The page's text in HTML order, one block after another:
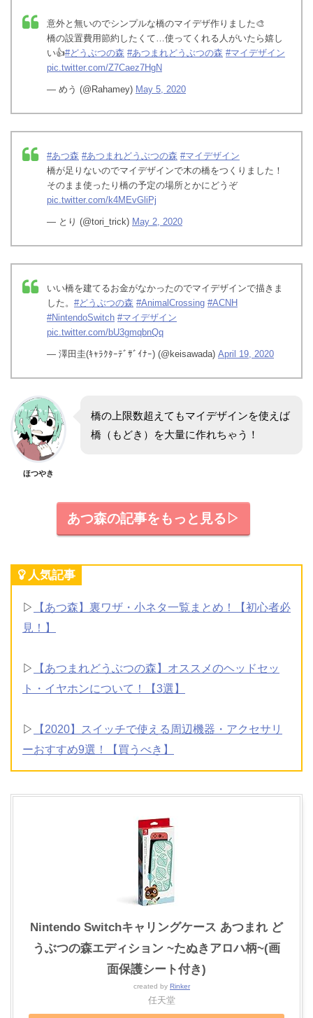
意外と無いのでシンプルな橋のマイデザ作りました🎨
橋の設置費用節約したくて…使ってくれる人がいたら嬉し
い👍#どうぶつの森 #あつまれどうぶつの森 #マイデザイン
pic.twitter.com/Z7Caez7HgN
— めう (@Rahamey) May 5, 2020
#あつ森 #あつまれどうぶつの森 #マイデザイン
橋が足りないのでマイデザインで木の橋をつくりました！
そのまま使ったり橋の予定の場所とかにどうぞ
pic.twitter.com/k4MEvGliPj
— とり (@tori_trick) May 2, 2020
いい橋を建てるお金がなかったのでマイデザインで描きま
した。 #どうぶつの森 #AnimalCrossing #ACNH
#NintendoSwitch #マイデザイン
pic.twitter.com/bU3gmqbnQq
— 澤田圭(ｷｬﾗｸﾀｰﾃﾞｻﾞｲﾅｰ) (@keisawada) April 19, 2020
ほつやき
橋の上限数超えてもマイデザインを使えば
橋（もどき）を大量に作れちゃう！
あつ森の記事をもっと見る▷
人気記事
▷
【あつ森】裏ワザ・小ネタ一覧まとめ！【初心者必
見！】
▷
【あつまれどうぶつの森】オススメのヘッドセッ
ト・イヤホンについて！【3選】
▷
【2020】スイッチで使える周辺機器・アクセサリ
ーおすすめ9選！【買うべき】
Nintendo Switchキャリングケース あつまれ ど
うぶつの森エディション ~たぬきアロハ柄~(画
面保護シート付き)
created by Rinker
任天堂